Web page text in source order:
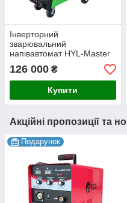
Інверторний
зварювальний
напівавтомат HYL-Master
DP
126 000 ₴
Купити
Акційні пропозиції та
Подарунок